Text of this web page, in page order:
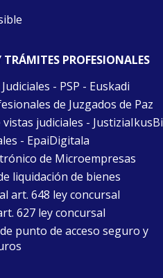
TRÁMITES PROFESIONALES
- PSP - Euskadi
de Juzgados de Paz
vistas judiciales - JustiziaIkusBi
- EpaiDigitala
de Microempresas
liquidación de bienes
art. 648 ley concursal
627 ley concursal
punto de acceso seguro y